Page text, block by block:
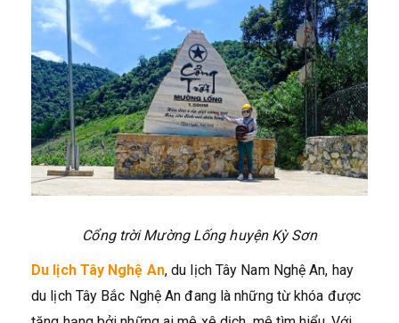
Cổng trời Mường Lống huyện Kỳ Sơn
Du lịch Tây Nghệ An, du lịch Tây Nam Nghệ An, hay
du lịch Tây Bắc Nghệ An đang là những từ khóa được